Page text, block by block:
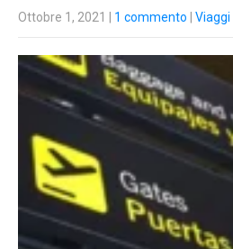
Ottobre 1, 2021 1 commento Viaggi